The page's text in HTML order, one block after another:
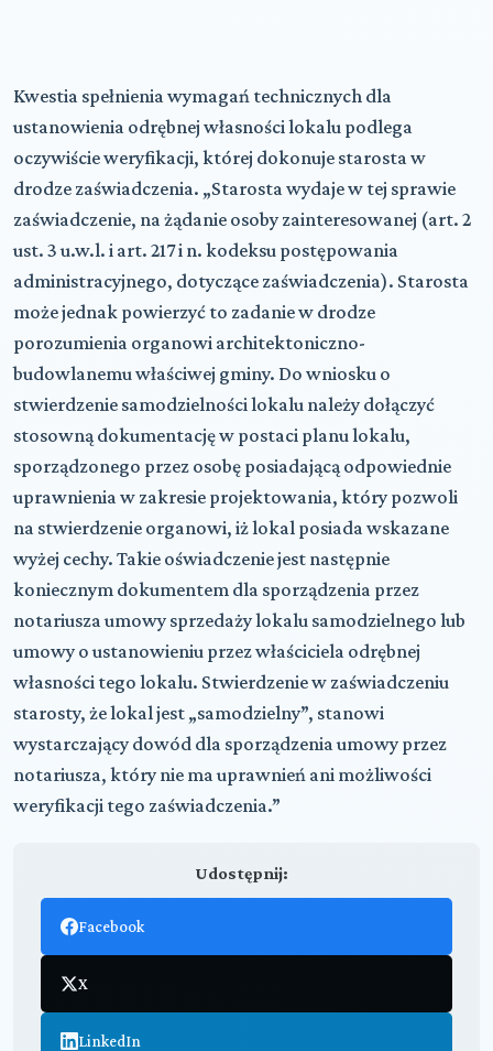
Kwestia spełnienia wymagań technicznych dla
ustanowienia odrębnej własności lokalu podlega
oczywiście weryfikacji, której dokonuje starosta w
drodze zaświadczenia. „Starosta wydaje w tej sprawie
zaświadczenie, na żądanie osoby zainteresowanej (art. 2
ust. 3 u.w.l. i art. 217 i n. kodeksu postępowania
administracyjnego, dotyczące zaświadczenia). Starosta
może jednak powierzyć to zadanie w drodze
porozumienia organowi architektoniczno-
budowlanemu właściwej gminy. Do wniosku o
stwierdzenie samodzielności lokalu należy dołączyć
stosowną dokumentację w postaci planu lokalu,
sporządzonego przez osobę posiadającą odpowiednie
uprawnienia w zakresie projektowania, który pozwoli
na stwierdzenie organowi, iż lokal posiada wskazane
wyżej cechy. Takie oświadczenie jest następnie
koniecznym dokumentem dla sporządzenia przez
notariusza umowy sprzedaży lokalu samodzielnego lub
umowy o ustanowieniu przez właściciela odrębnej
własności tego lokalu. Stwierdzenie w zaświadczeniu
starosty, że lokal jest „samodzielny”, stanowi
wystarczający dowód dla sporządzenia umowy przez
notariusza, który nie ma uprawnień ani możliwości
weryfikacji tego zaświadczenia.”
Udostępnij:
Facebook
X
LinkedIn